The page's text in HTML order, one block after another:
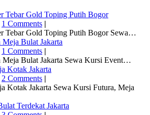
Tebar Gold Toping Putih Bogor
1 Comments |
Tebar Gold Toping Putih Bogor Sewa…
Bulat Jakarta
1 Comments |
Meja Bulat Jakarta Sewa Kursi Event…
Kotak Jakarta
2 Comments |
Kotak Jakarta Sewa Kursi Futura, Meja
Terdekat Jakarta